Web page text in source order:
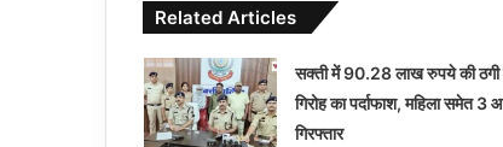
Related Articles
सक्ती में 90.28 लाख रुपये की ठगी
गिरोह का पर्दाफाश, महिला समेत 3
गिरफ्तार